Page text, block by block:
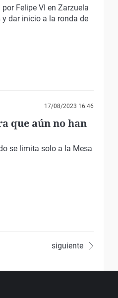
Felipe VI en Zarzuela
dar inicio a la ronda de
17/08/2023 16:46
que aún no han
se limita solo a la Mesa
siguiente